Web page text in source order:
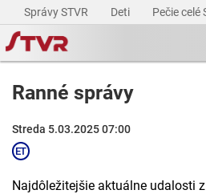
Správy STVR Deti Pečie celé
Ranné správy
Streda 5.03.2025 07:00
Najdôležitejšie aktuálne udalosti